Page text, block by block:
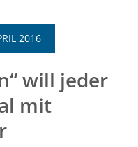
2016
will jeder
mit